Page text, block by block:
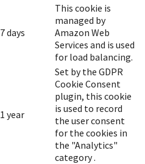
7 days
This cookie is
managed by
Amazon Web
Services and is used
for load balancing.
1 year
Set by the GDPR
Cookie Consent
plugin, this cookie
is used to record
the user consent
for the cookies in
the "Analytics"
category .